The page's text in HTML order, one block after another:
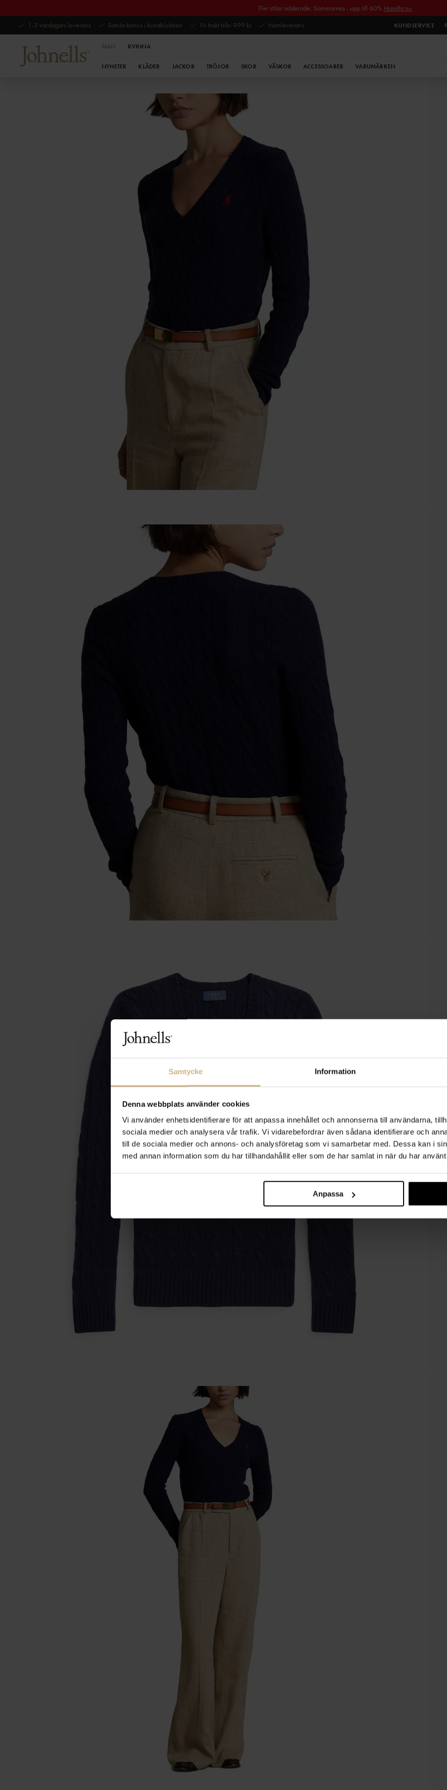
Samtycke Information
Denna webbplats använder cookies
Vi använder enhetsidentifierare för att anpassa innehållet och annonserna till användarna,
sociala medier och analysera vår trafik. Vi vidarebefordrar även sådana identifierare och
till de sociala medier och annons- och analysföretag som vi samarbetar med. Dessa kan i
med annan information som du har tillhandahållit eller som de har samlat in när du har
Anpassa
Fler stilar adderade. Sommarrea - upp till 60% Handla nu
1-3 vardagars leverans
Samla bonus i kundklubben Fri frakt från 999 kr Hemleverans KUNDSERVICE
MAN KVINNA
NYHETER KLÄDER JACKOR TRÖJOR SKOR VÄSKOR ACCESSOARER VARUMÄRKEN